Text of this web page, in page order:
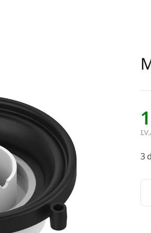
3